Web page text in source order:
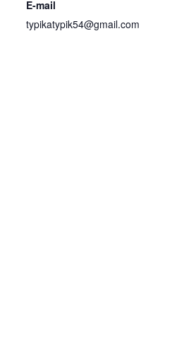
E-mail
typikatypik54@gmail.com